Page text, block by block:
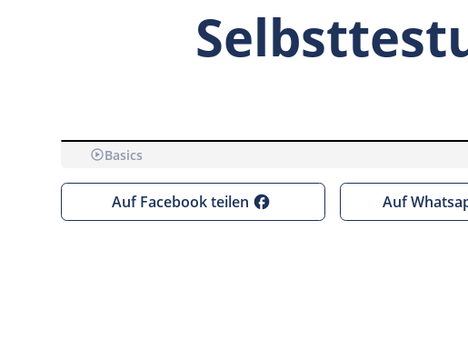
Bevor wir dir YouTube-Videos anzeigen können,
Basics
Auf Facebook teilen Auf